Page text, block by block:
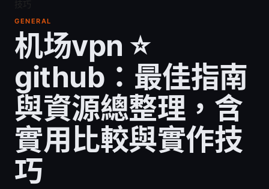
GENERAL
机场vpn ⭐
github：最佳指南
與資源總整理，含
實用比較與實作技
巧